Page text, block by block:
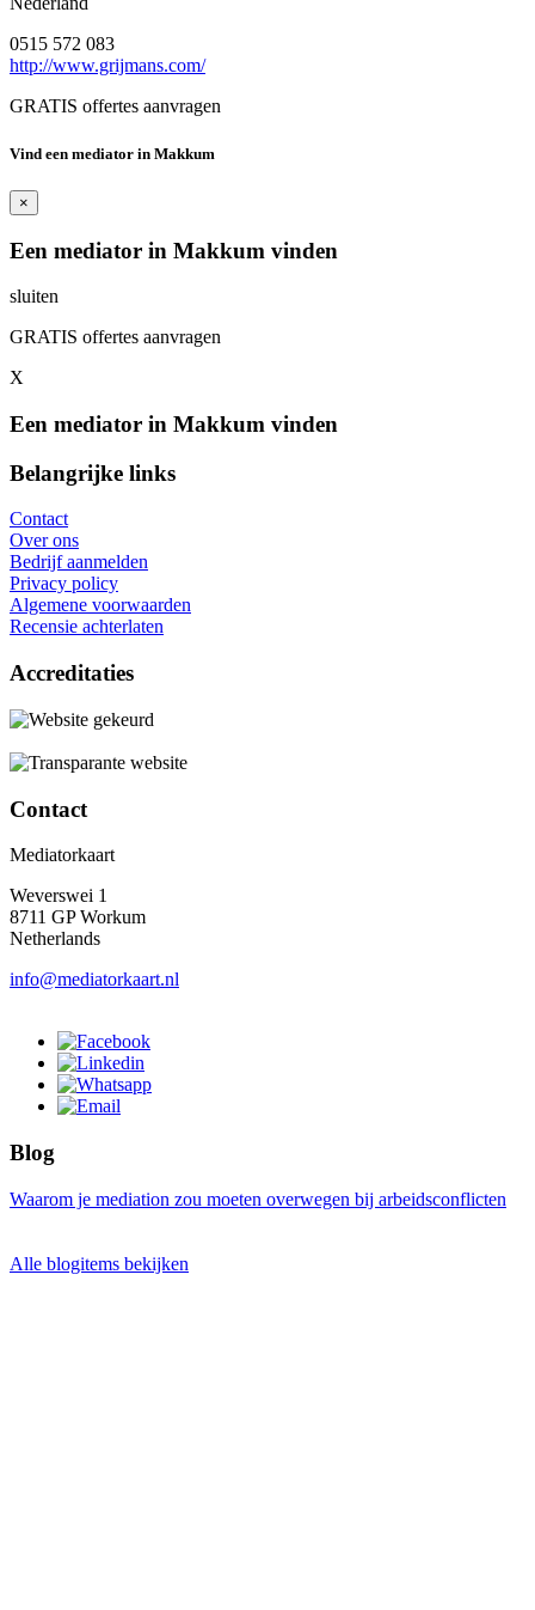
0515 572 083
http://www.grijmans.com/
GRATIS offertes aanvragen
Vind een mediator in Makkum
×
Een mediator in Makkum vinden
sluiten
GRATIS offertes aanvragen
X
Een mediator in Makkum vinden
Belangrijke links
Contact
Over ons
Bedrijf aanmelden
Privacy policy
Algemene voorwaarden
Recensie achterlaten
Accreditaties
Contact
Mediatorkaart
Weverswei 1
8711 GP Workum
Netherlands
info@mediatorkaart.nl
Blog
Waarom je mediation zou moeten overwegen bij arbeidsconflicten
Alle blogitems bekijken